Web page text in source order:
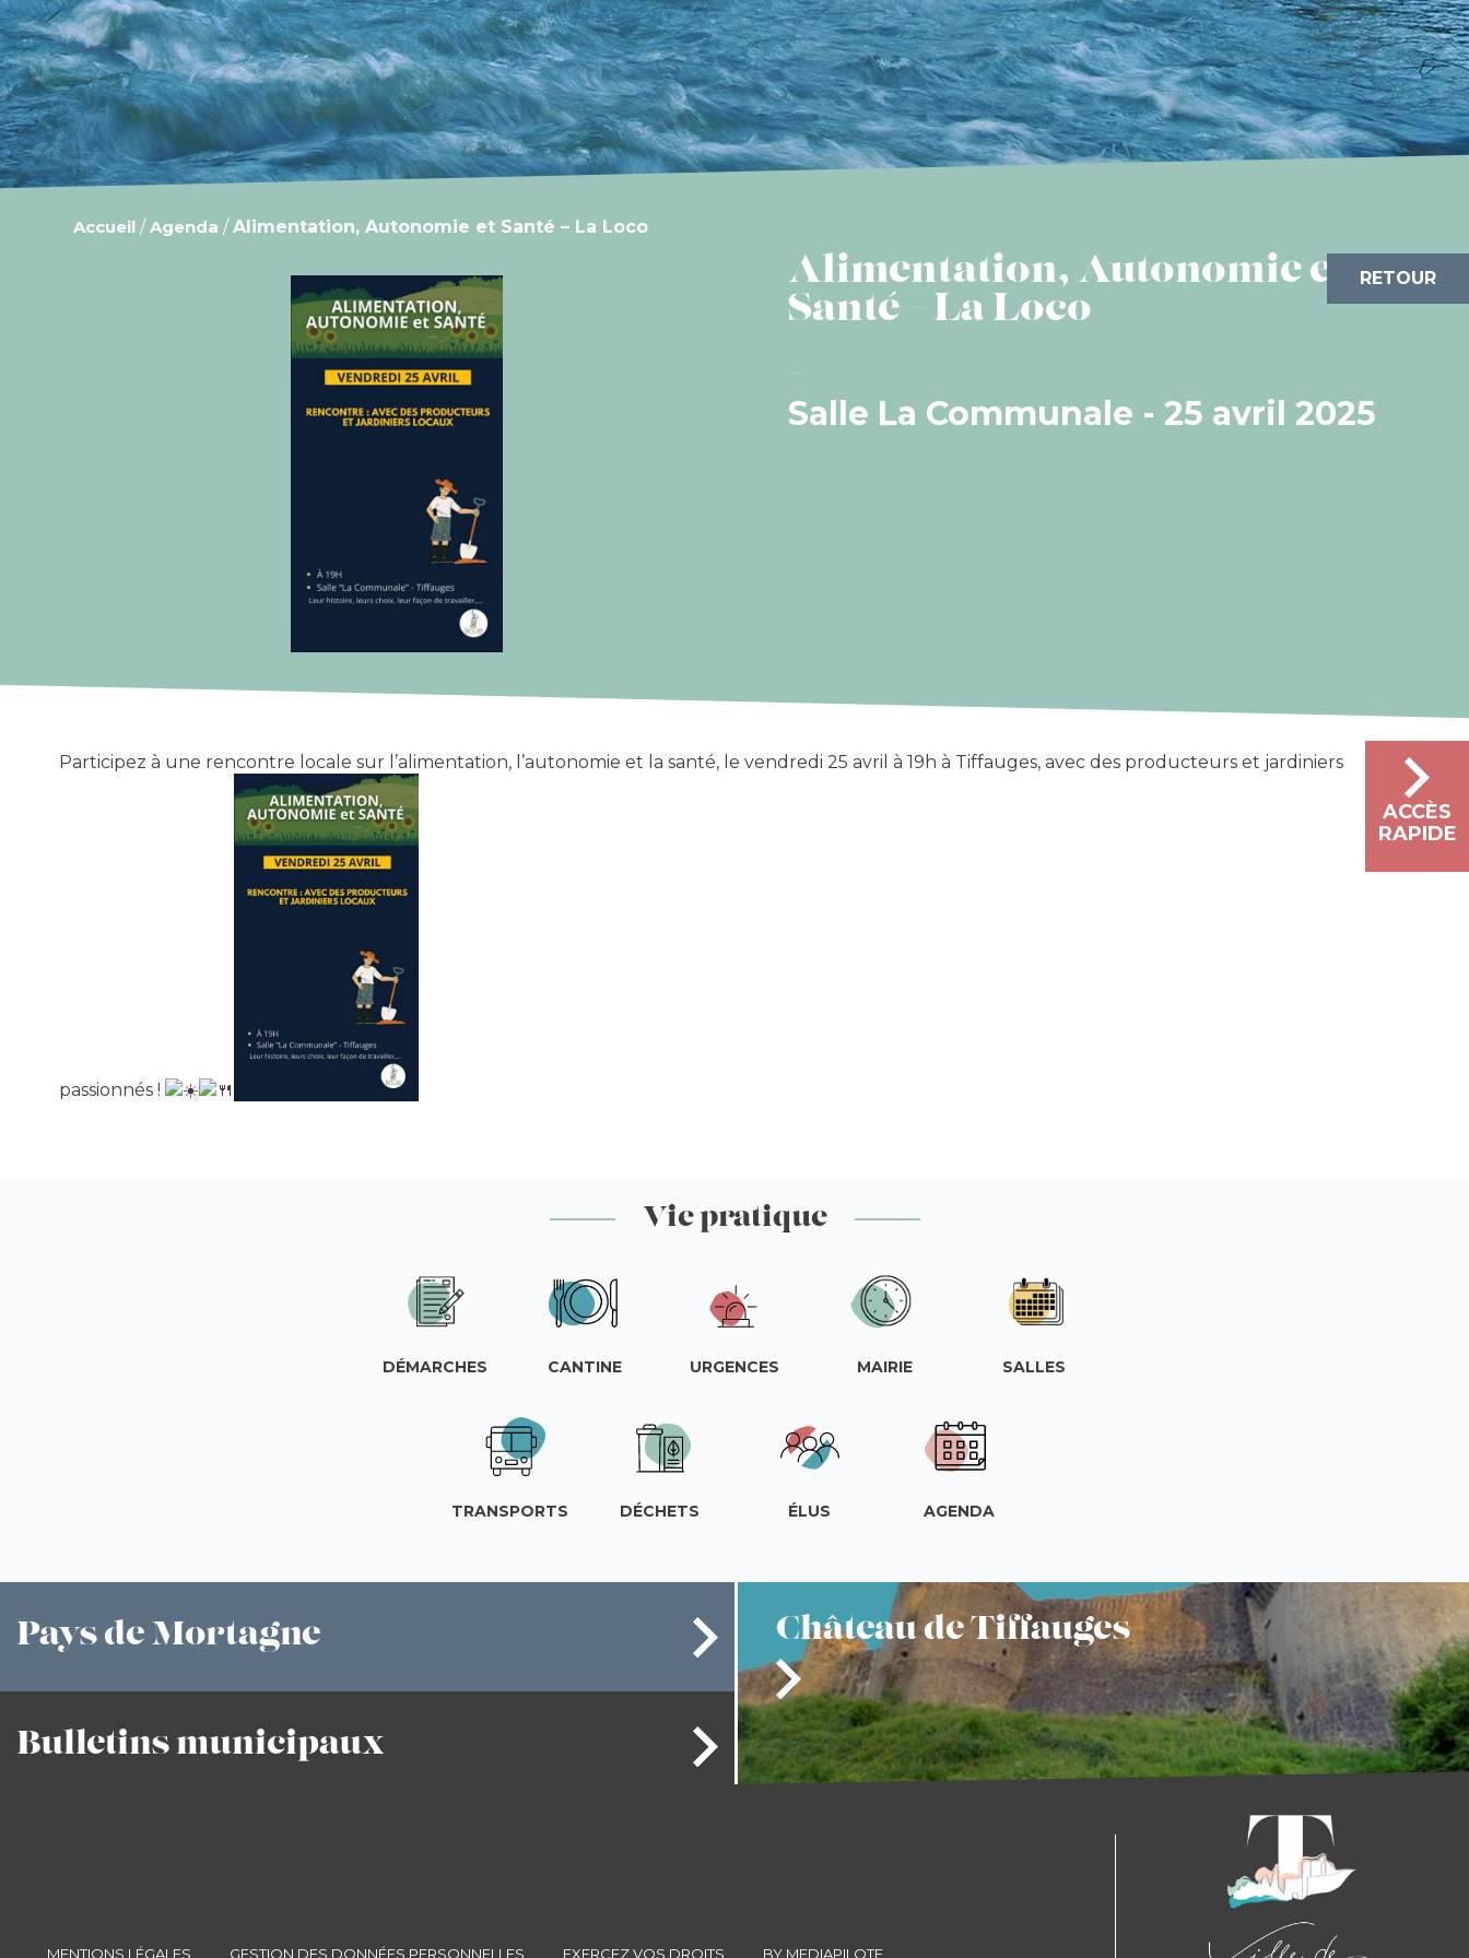
ACCÈS
RAPIDE
Accueil /Agenda /Alimentation, Autonomie et Santé – La Loco
RETOUR
Alimentation, Autonomie et
Santé – La Loco
Salle La Communale - 25 avril 2025
Participez à une rencontre locale sur l’alimentation, l’autonomie et la santé, le vendredi 25 avril à 19h à Tiffauges, avec des producteurs et jardiniers
passionnés !
Vie pratique
DÉMARCHES CANTINE URGENCES MAIRIE SALLES
TRANSPORTS DÉCHETS ÉLUS AGENDA
Pays de Mortagne
Bulletinsmunicipaux
Châteaude Tiffauges
MENTIONS LÉGALES GESTION DES DONNÉES PERSONNELLES EXERCEZ VOS DROITS BY MEDIAPILOTE